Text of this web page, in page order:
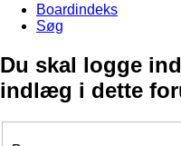
Boardindeks
Søg
Du skal logge
indlæg i dette